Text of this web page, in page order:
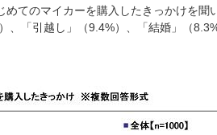
てのマイカーを購入したきっかけを聞
、「引越し」（9.4%）、「結婚」（